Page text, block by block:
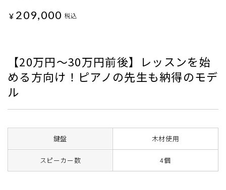
¥ 209,000 税込
【20万円～30万円前後】レッスンを始
める方向け！ピアノの先生も納得のモデ
ル
鍵盤 木材使用
スピーカー数 4個